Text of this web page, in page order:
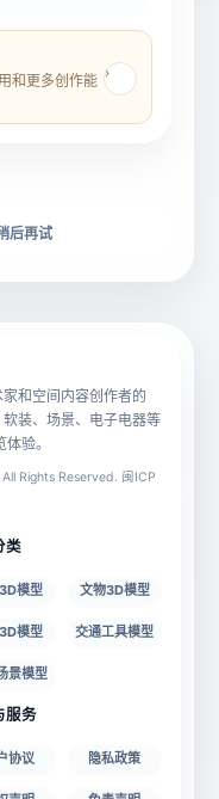
图
小
和更多创作能 ›
后再试
和空间内容创作者的
装、场景、电子电器等
验。
Rights Reserved. 闽ICP
类
模型 文物3D模型
模型 交通工具模型
景模型
服务
协议 隐私政策